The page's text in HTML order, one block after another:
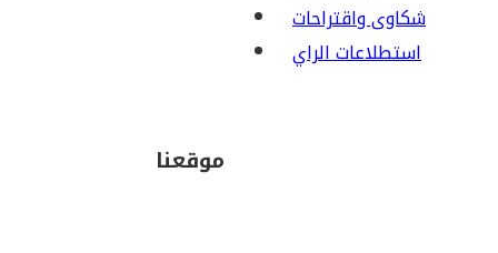
شكاوى واقتراحات
استطلاعات الراي
موقعنا